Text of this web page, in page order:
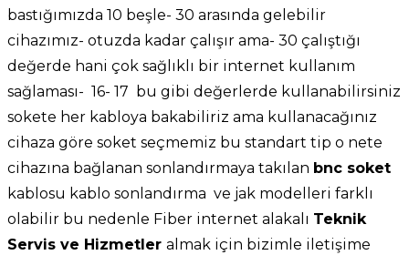
bastığımızda 10 beşle- 30 arasında gelebilir
cihazımız- otuzda kadar çalışır ama- 30 çalıştığı
değerde hani çok sağlıklı bir internet kullanım
sağlaması- 16- 17 bu gibi değerlerde kullanabilirsiniz
sokete her kabloya bakabiliriz ama kullanacağınız
cihaza göre soket seçmemiz bu standart tip o nete
cihazına bağlanan sonlandırmaya takılan bnc soket
kablosu kablo sonlandırma ve jak modelleri farklı
olabilir bu nedenle Fiber internet alakalı Teknik
Servis ve Hizmetler almak için bizimle iletişime